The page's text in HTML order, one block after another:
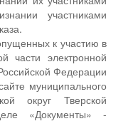
участниками
к участию в
части электронной
Федерации
муниципального
округ Тверской
«Документы» -